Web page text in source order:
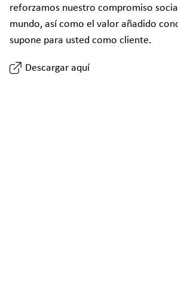
reforzamos nuestro compromiso
mundo, así como el valor añadido
supone para usted como cliente.
Descargar aquí